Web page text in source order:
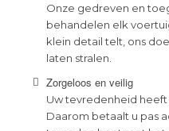
Onze gedreven en
behandelen elk
klein detail telt, ons
laten stralen.
Zorgeloos en veilig
Uw tevredenheid
Daarom betaalt u pas